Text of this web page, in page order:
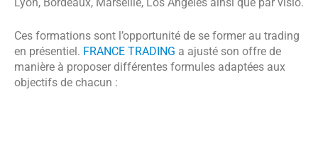
Ces formations sont l’opportunité de se former au trading
en présentiel. FRANCE TRADING a ajusté son offre de
manière à proposer différentes formules adaptées aux
objectifs de chacun :